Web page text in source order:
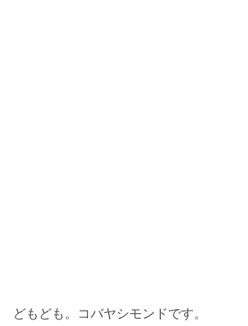
どもども。コバヤシモンドです。